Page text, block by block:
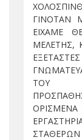
ΓΙΝΟΤΑΝ
ΕΙΧΑΜΕ
ΜΕΛΕΤΗΣ,
ΤΟΥ
ΟΡΙΣΜΕΝΑ
ΣΤΑΘΕΡΩΝ